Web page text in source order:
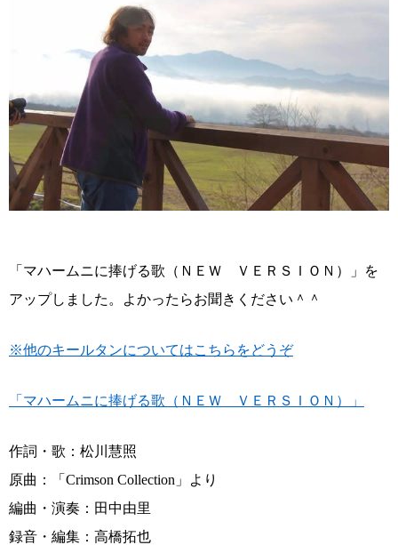
「マハームニに捧げる歌（ＮＥＷ ＶＥＲＳＩＯＮ）」を
アップしました。よかったらお聞きください＾＾
※他のキールタンについてはこちらをどうぞ
「マハームニに捧げる歌（ＮＥＷ ＶＥＲＳＩＯＮ）」
作詞・歌：松川慧照
原曲：「Crimson Collection」より
編曲・演奏：田中由里
録音・編集：高橋拓也